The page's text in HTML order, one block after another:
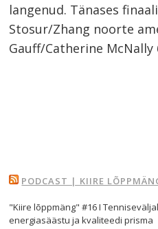
langenud. Tänases
Stosur/Zhang noorte
Gauff/Catherine McNally
PODCAST | KIIRE
"Kiire lõppmäng" #16 I
energiasäästu ja kvaliteedi prisma
Navigeerimine